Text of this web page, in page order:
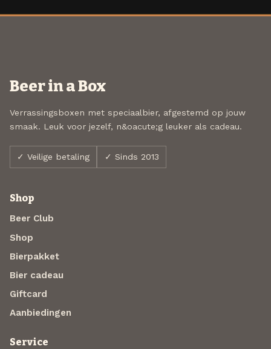
Beer in a Box
Verrassingsboxen met speciaalbier, afgestemd op jouw
smaak. Leuk voor jezelf, n&oacute;g leuker als cadeau.
✓ Veilige betaling ✓ Sinds 2013
Shop
Beer Club
Shop
Bierpakket
Bier cadeau
Giftcard
Aanbiedingen
Service